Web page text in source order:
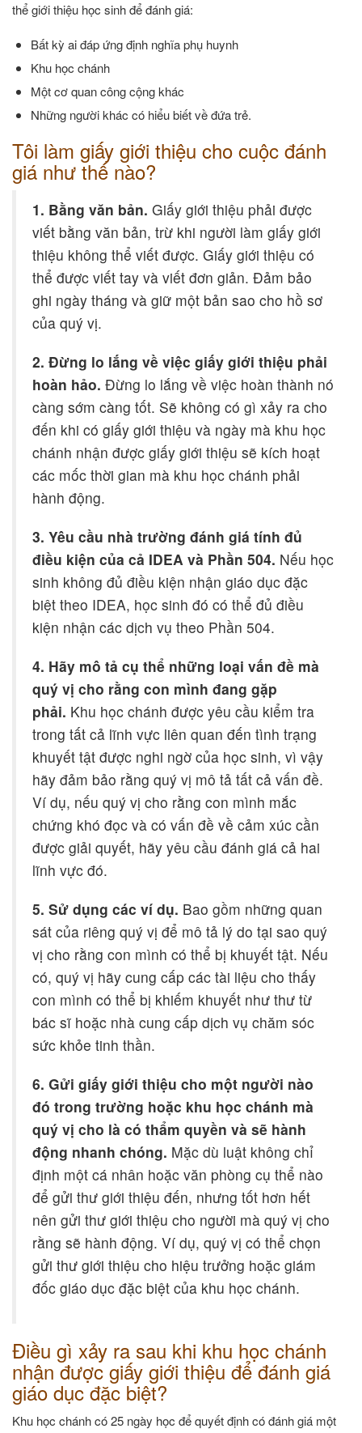
thể giới thiệu học sinh để đánh giá:
Bất kỳ ai đáp ứng định nghĩa phụ huynh
Khu học chánh
Một cơ quan công cộng khác
Những người khác có hiểu biết về đứa trẻ.
Tôi làm giấy giới thiệu cho cuộc đánh
giá như thế nào?
1. Bằng văn bản. Giấy giới thiệu phải được
viết bằng văn bản, trừ khi người làm giấy giới
thiệu không thể viết được. Giấy giới thiệu có
thể được viết tay và viết đơn giản. Đảm bảo
ghi ngày tháng và giữ một bản sao cho hồ sơ
của quý vị.
2. Đừng lo lắng về việc giấy giới thiệu phải
hoàn hảo. Đừng lo lắng về việc hoàn thành nó
càng sớm càng tốt. Sẽ không có gì xảy ra cho
đến khi có giấy giới thiệu và ngày mà khu học
chánh nhận được giấy giới thiệu sẽ kích hoạt
các mốc thời gian mà khu học chánh phải
hành động.
3. Yêu cầu nhà trường đánh giá tính đủ
điều kiện của cả IDEA và Phần 504. Nếu học
sinh không đủ điều kiện nhận giáo dục đặc
biệt theo IDEA, học sinh đó có thể đủ điều
kiện nhận các dịch vụ theo Phần 504.
4. Hãy mô tả cụ thể những loại vấn đề mà
quý vị cho rằng con mình đang gặp
phải. Khu học chánh được yêu cầu kiểm tra
trong tất cả lĩnh vực liên quan đến tình trạng
khuyết tật được nghi ngờ của học sinh, vì vậy
hãy đảm bảo rằng quý vị mô tả tất cả vấn đề.
Ví dụ, nếu quý vị cho rằng con mình mắc
chứng khó đọc và có vấn đề về cảm xúc cần
được giải quyết, hãy yêu cầu đánh giá cả hai
lĩnh vực đó.
5. Sử dụng các ví dụ. Bao gồm những quan
sát của riêng quý vị để mô tả lý do tại sao quý
vị cho rằng con mình có thể bị khuyết tật. Nếu
có, quý vị hãy cung cấp các tài liệu cho thấy
con mình có thể bị khiếm khuyết như thư từ
bác sĩ hoặc nhà cung cấp dịch vụ chăm sóc
sức khỏe tinh thần.
6. Gửi giấy giới thiệu cho một người nào
đó trong trường hoặc khu học chánh mà
quý vị cho là có thẩm quyền và sẽ hành
động nhanh chóng. Mặc dù luật không chỉ
định một cá nhân hoặc văn phòng cụ thể nào
để gửi thư giới thiệu đến, nhưng tốt hơn hết
nên gửi thư giới thiệu cho người mà quý vị cho
rằng sẽ hành động. Ví dụ, quý vị có thể chọn
gửi thư giới thiệu cho hiệu trưởng hoặc giám
đốc giáo dục đặc biệt của khu học chánh.
Điều gì xảy ra sau khi khu học chánh
nhận được giấy giới thiệu để đánh giá
giáo dục đặc biệt?
Khu học chánh có 25 ngày học để quyết định có đánh giá một